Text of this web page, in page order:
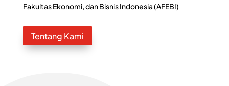
Fakultas Ekonomi, dan Bisnis Indonesia (AFEBI)
Tentang Kami